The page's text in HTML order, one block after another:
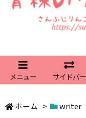
メニュー サイドバー
ホーム > writer